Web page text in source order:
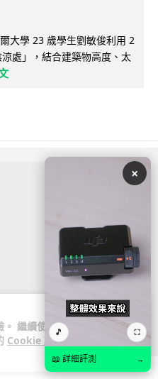
。 繼續使用
Cookie 政
大學 23 歲學生劉敏俊利用 2
處」，結合建築物高度、太
×
🎵 ⛶
📖 詳細評測 →